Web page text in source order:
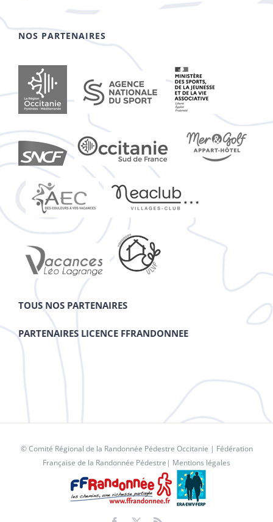
NOS PARTENAIRES
TOUS NOS PARTENAIRES
PARTENAIRES LICENCE FFRANDONNEE
© Comité Régional de la Randonnée Pédestre Occitanie | Fédération
Française de la Randonnée Pédestre | Mentions légales